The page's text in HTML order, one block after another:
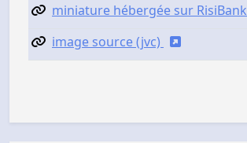
miniature hébergée sur RisiBank
image source (jvc)